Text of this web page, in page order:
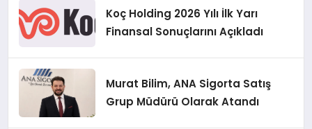
Koç Holding 2026 Yılı İlk Yarı
Finansal Sonuçlarını Açıkladı
Murat Bilim, ANA Sigorta Satış
Grup Müdürü Olarak Atandı